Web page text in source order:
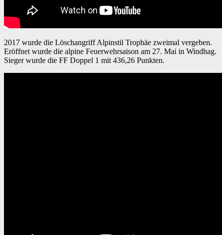
2017 wurde die Löschangriff Alpinstil Trophäe zweimal vergeben.
Eröffnet wurde die alpine Feuerwehrsaison am 27. Mai in Windhag.
Sieger wurde die FF Doppel 1 mit 436,26 Punkten.